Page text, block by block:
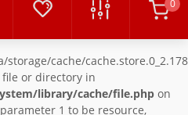
cache/
or directory in
library/cache/file.php on
1 to be resource,
0